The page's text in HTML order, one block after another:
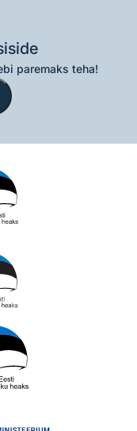
paremaks teha!